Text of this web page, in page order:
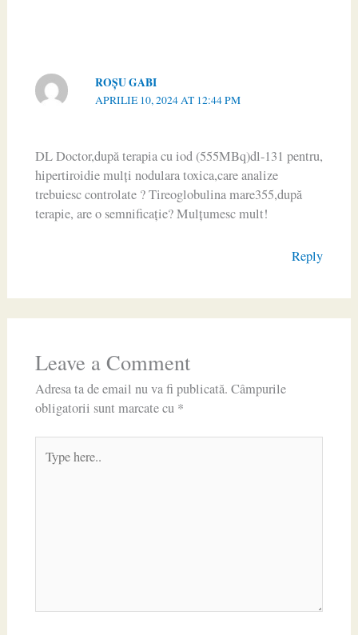
ROȘU GABI
APRILIE 10, 2024 AT 12:44 PM
DL Doctor,după terapia cu iod (555MBq)dl-131 pentru,
hipertiroidie mulți nodulara toxica,care analize
trebuiesc controlate ? Tireoglobulina mare355,după
terapie, are o semnificație? Mulțumesc mult!
Reply
Leave a Comment
Adresa ta de email nu va fi publicată. Câmpurile
obligatorii sunt marcate cu *
here..